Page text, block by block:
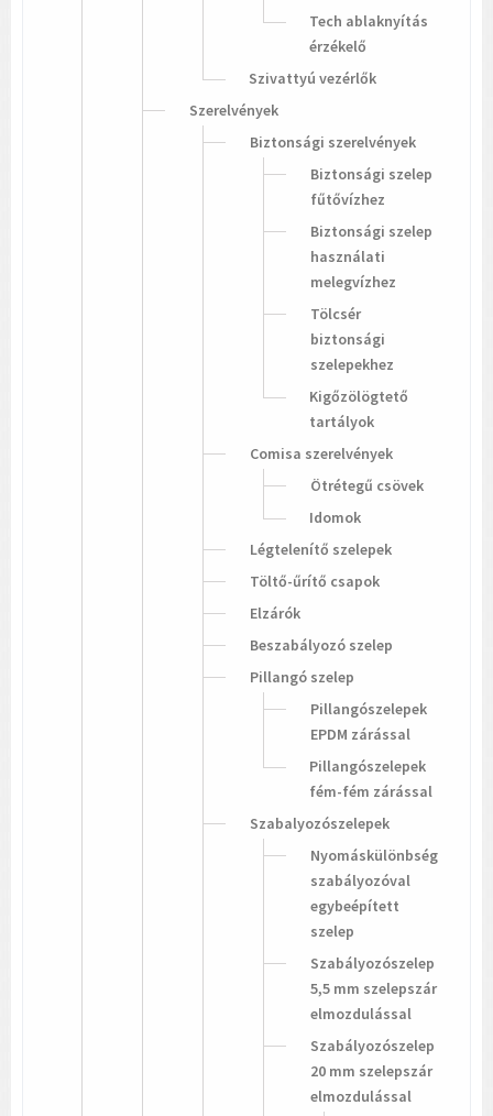
Tech ablaknyítás
érzékelő
Szivattyú vezérlők
Szerelvények
Biztonsági szerelvények
Biztonsági szelep
fűtővízhez
Biztonsági szelep
használati
melegvízhez
Tölcsér
biztonsági
szelepekhez
Kigőzölögtető
tartályok
Comisa szerelvények
Ötrétegű csövek
Idomok
Légtelenítő szelepek
Töltő-űrítő csapok
Elzárók
Beszabályozó szelep
Pillangó szelep
Pillangószelepek
EPDM zárással
Pillangószelepek
fém-fém zárással
Szabalyozószelepek
Nyomáskülönbség
szabályozóval
egybeépített
szelep
Szabályozószelep
5,5 mm szelepszár
elmozdulással
Szabályozószelep
20 mm szelepszár
elmozdulással